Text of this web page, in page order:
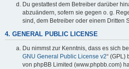
Du gestattest dem Betreiber darüber
abzuändern, sofern sie gegen o. g.
sind, dem Betreiber oder einem Dritten
4. GENERAL PUBLIC LICENSE
Du nimmst zur Kenntnis, dass es sich
GNU General Public License v2“ (GPL)
von phpBB Limited (www.phpbb.com)